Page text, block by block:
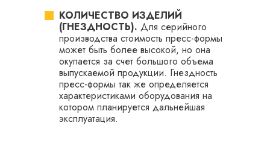
КОЛИЧЕСТВО ИЗДЕЛИЙ
(ГНЕЗДНОСТЬ). Для серийного
производства стоимость пресс-формы
может быть более высокой, но она
окупается за счет большого объема
выпускаемой продукции. Гнездность
пресс-формы так же определяется
характеристиками оборудования на
котором планируется дальнейшая
эксплуатация.